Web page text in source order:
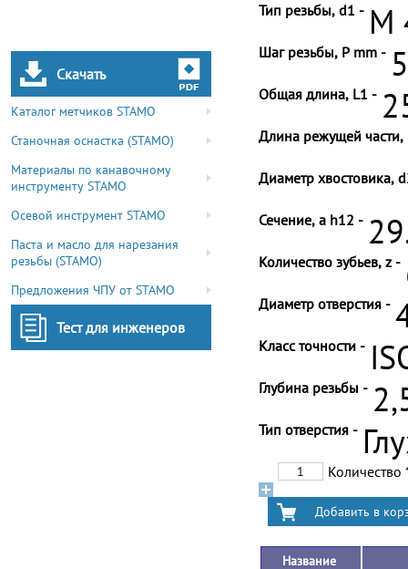
Скачать
Каталог метчиков STAMO
Станочная оснастка (STAMO)
Материалы по канавочному
инструменту STAMO
Осевой инструмент STAMO
Паста и масло для нарезания
резьбы (STAMO)
Предложения ЧПУ от STAMO
Тест для инженеров
Тип резьбы, d1 - M
Шаг резьбы, P mm -
Общая длина, L1 -
Длина режущей части,
Диаметр хвостовика,
Сечение, a h12 -
Количество зубьев, z -
Диаметр отверстия -
Класс точности -
Глубина резьбы -
Тип отверстия -
Количество
Название